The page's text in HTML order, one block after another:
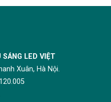
SÁNG LED VIỆT
Xuân, Hà Nội.